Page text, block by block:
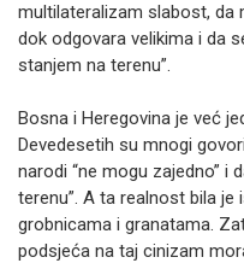
multilateralizam slabost, da
dok odgovara velikima i da
stanjem na terenu”.
Bosna i Heregovina je već
Devedesetih su mnogi
narodi “ne mogu zajedno” i
terenu”. A ta realnost bila
grobnicama i granatama.
podsjeća na taj cinizam